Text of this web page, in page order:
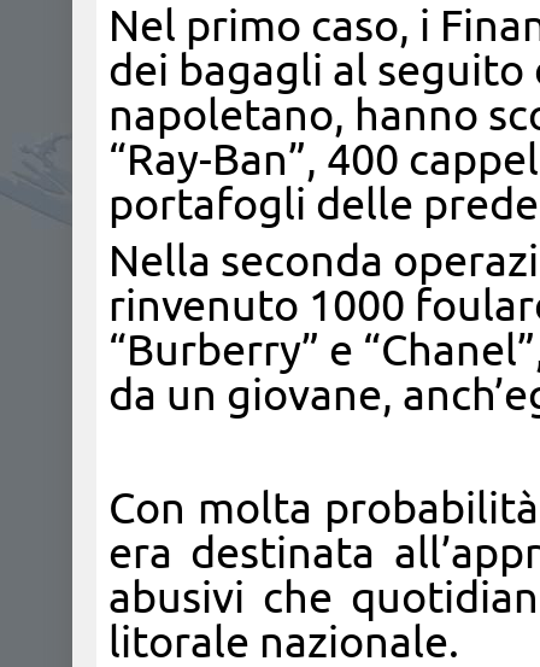
Nel primo caso, i
dei bagagli al
napoletano, hanno
“Ray-Ban”, 400
portafogli delle
Nella seconda
rinvenuto 1000
“Burberry” e
da un giovane,
Con molta
era destinata
abusivi che
litorale nazionale.